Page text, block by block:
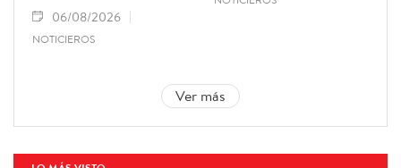
06/08/2026
NOTICIEROS
Ver más